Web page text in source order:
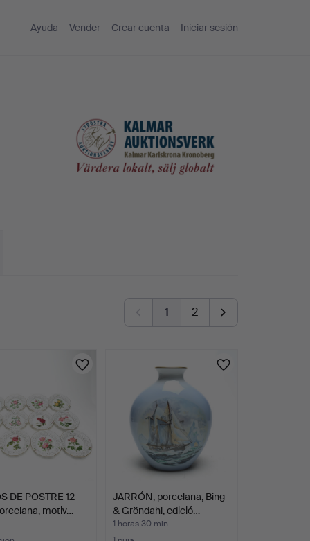
Ayuda Vender Crear cuenta Iniciar sesión
1 2
DE POSTRE 12
motiv…
JARRÓN, porcelana, Bing
& Gröndahl, edició…
1 horas 30 min